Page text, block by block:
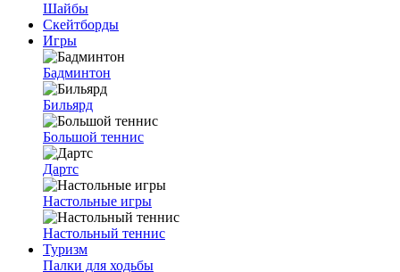
Шайбы
Скейтборды
Игры
Бадминтон
Бильярд
Большой теннис
Дартс
Настольные игры
Настольный теннис
Туризм
Палки для ходьбы